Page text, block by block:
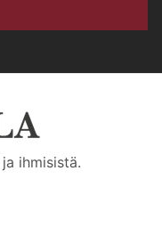
ihmisistä.